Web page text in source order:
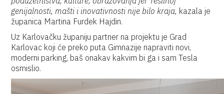
genijalnosti, mašti i inovativnosti nije bilo kraja, kazala je
županica Martina Furdek Hajdin.
Uz Karlovačku županiju partner na projektu je Grad
Karlovac koji će preko puta Gimnazije napraviti novi,
moderni parking, baš onakav kakvim bi ga i sam Tesla
osmislio.